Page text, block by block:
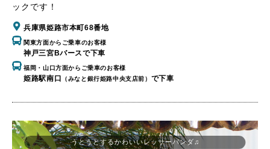
ックです！
兵庫県姫路市本町68番地
関東方面からご乗車のお客様
神戸三宮Bバースで下車
福岡・山口方面からご乗車のお客様
姫路駅南口 （みなと銀行姫路中央支店前） で下車
うとうとするかわいいレッサーパンダ♫